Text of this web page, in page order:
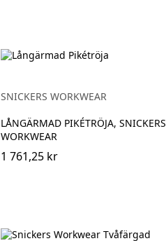
SNICKERS WORKWEAR
LÅNGÄRMAD PIKÉTRÖJA, SNICKERS
WORKWEAR
1 761,25 kr